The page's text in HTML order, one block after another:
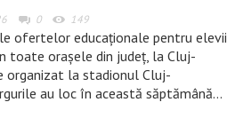
0 149
ofertelor educaționale pentru elevii
toate orașele din județ, la Cluj-
organizat la stadionul Cluj-
au loc în această săptămână…